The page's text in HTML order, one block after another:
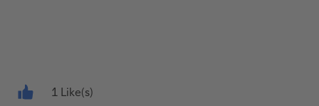
1 Like(s)